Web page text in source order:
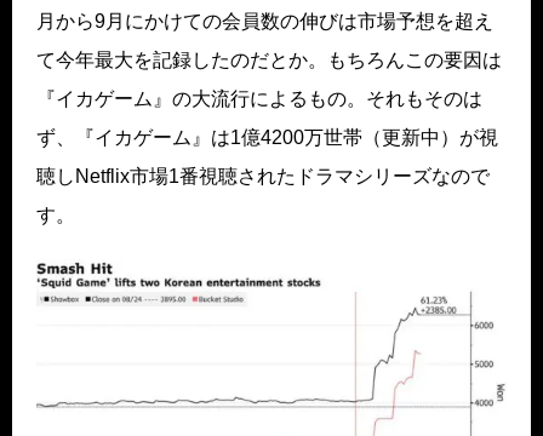
月から9月にかけての会員数の伸びは市場予想を超え
て今年最大を記録したのだとか。もちろんこの要因は
『イカゲーム』の大流行によるもの。それもそのは
ず、『イカゲーム』は1億4200万世帯（更新中）が視
聴しNetflix市場1番視聴されたドラマシリーズなので
す。